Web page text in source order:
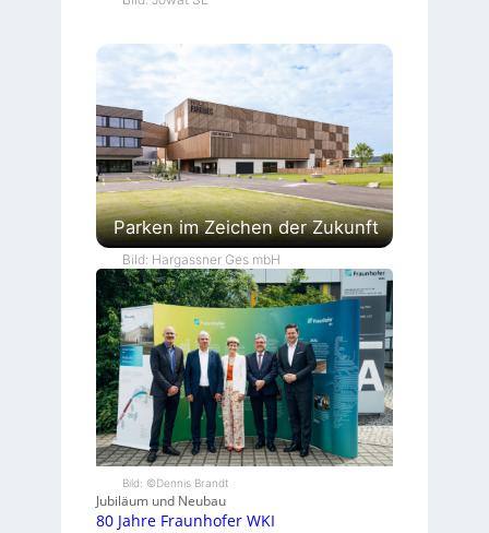
Parken im Zeichen der Zukunft
Bild: Hargassner Ges mbH
Bild: ©Dennis Brandt
Jubiläum und Neubau
80 Jahre Fraunhofer WKI